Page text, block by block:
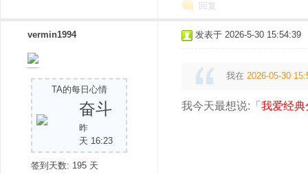
回复
vermin1994
TA的每日心情
奋斗
昨
天 16:23
签到天数: 195 天
发表于 2026-5-30 15:54:39
我在 2026-05-30
我今天最想说:「 我爱经典